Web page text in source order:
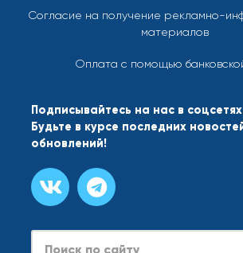
Согласие на получение рекламно-
материалов
Оплата с помощью
Подписывайтесь на нас в
Будьте в курсе последних
обновлений!